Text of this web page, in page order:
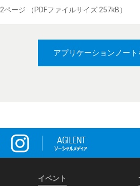
2ページ （PDFファイルサイズ 257kB）
アプリケーションノート
イベント